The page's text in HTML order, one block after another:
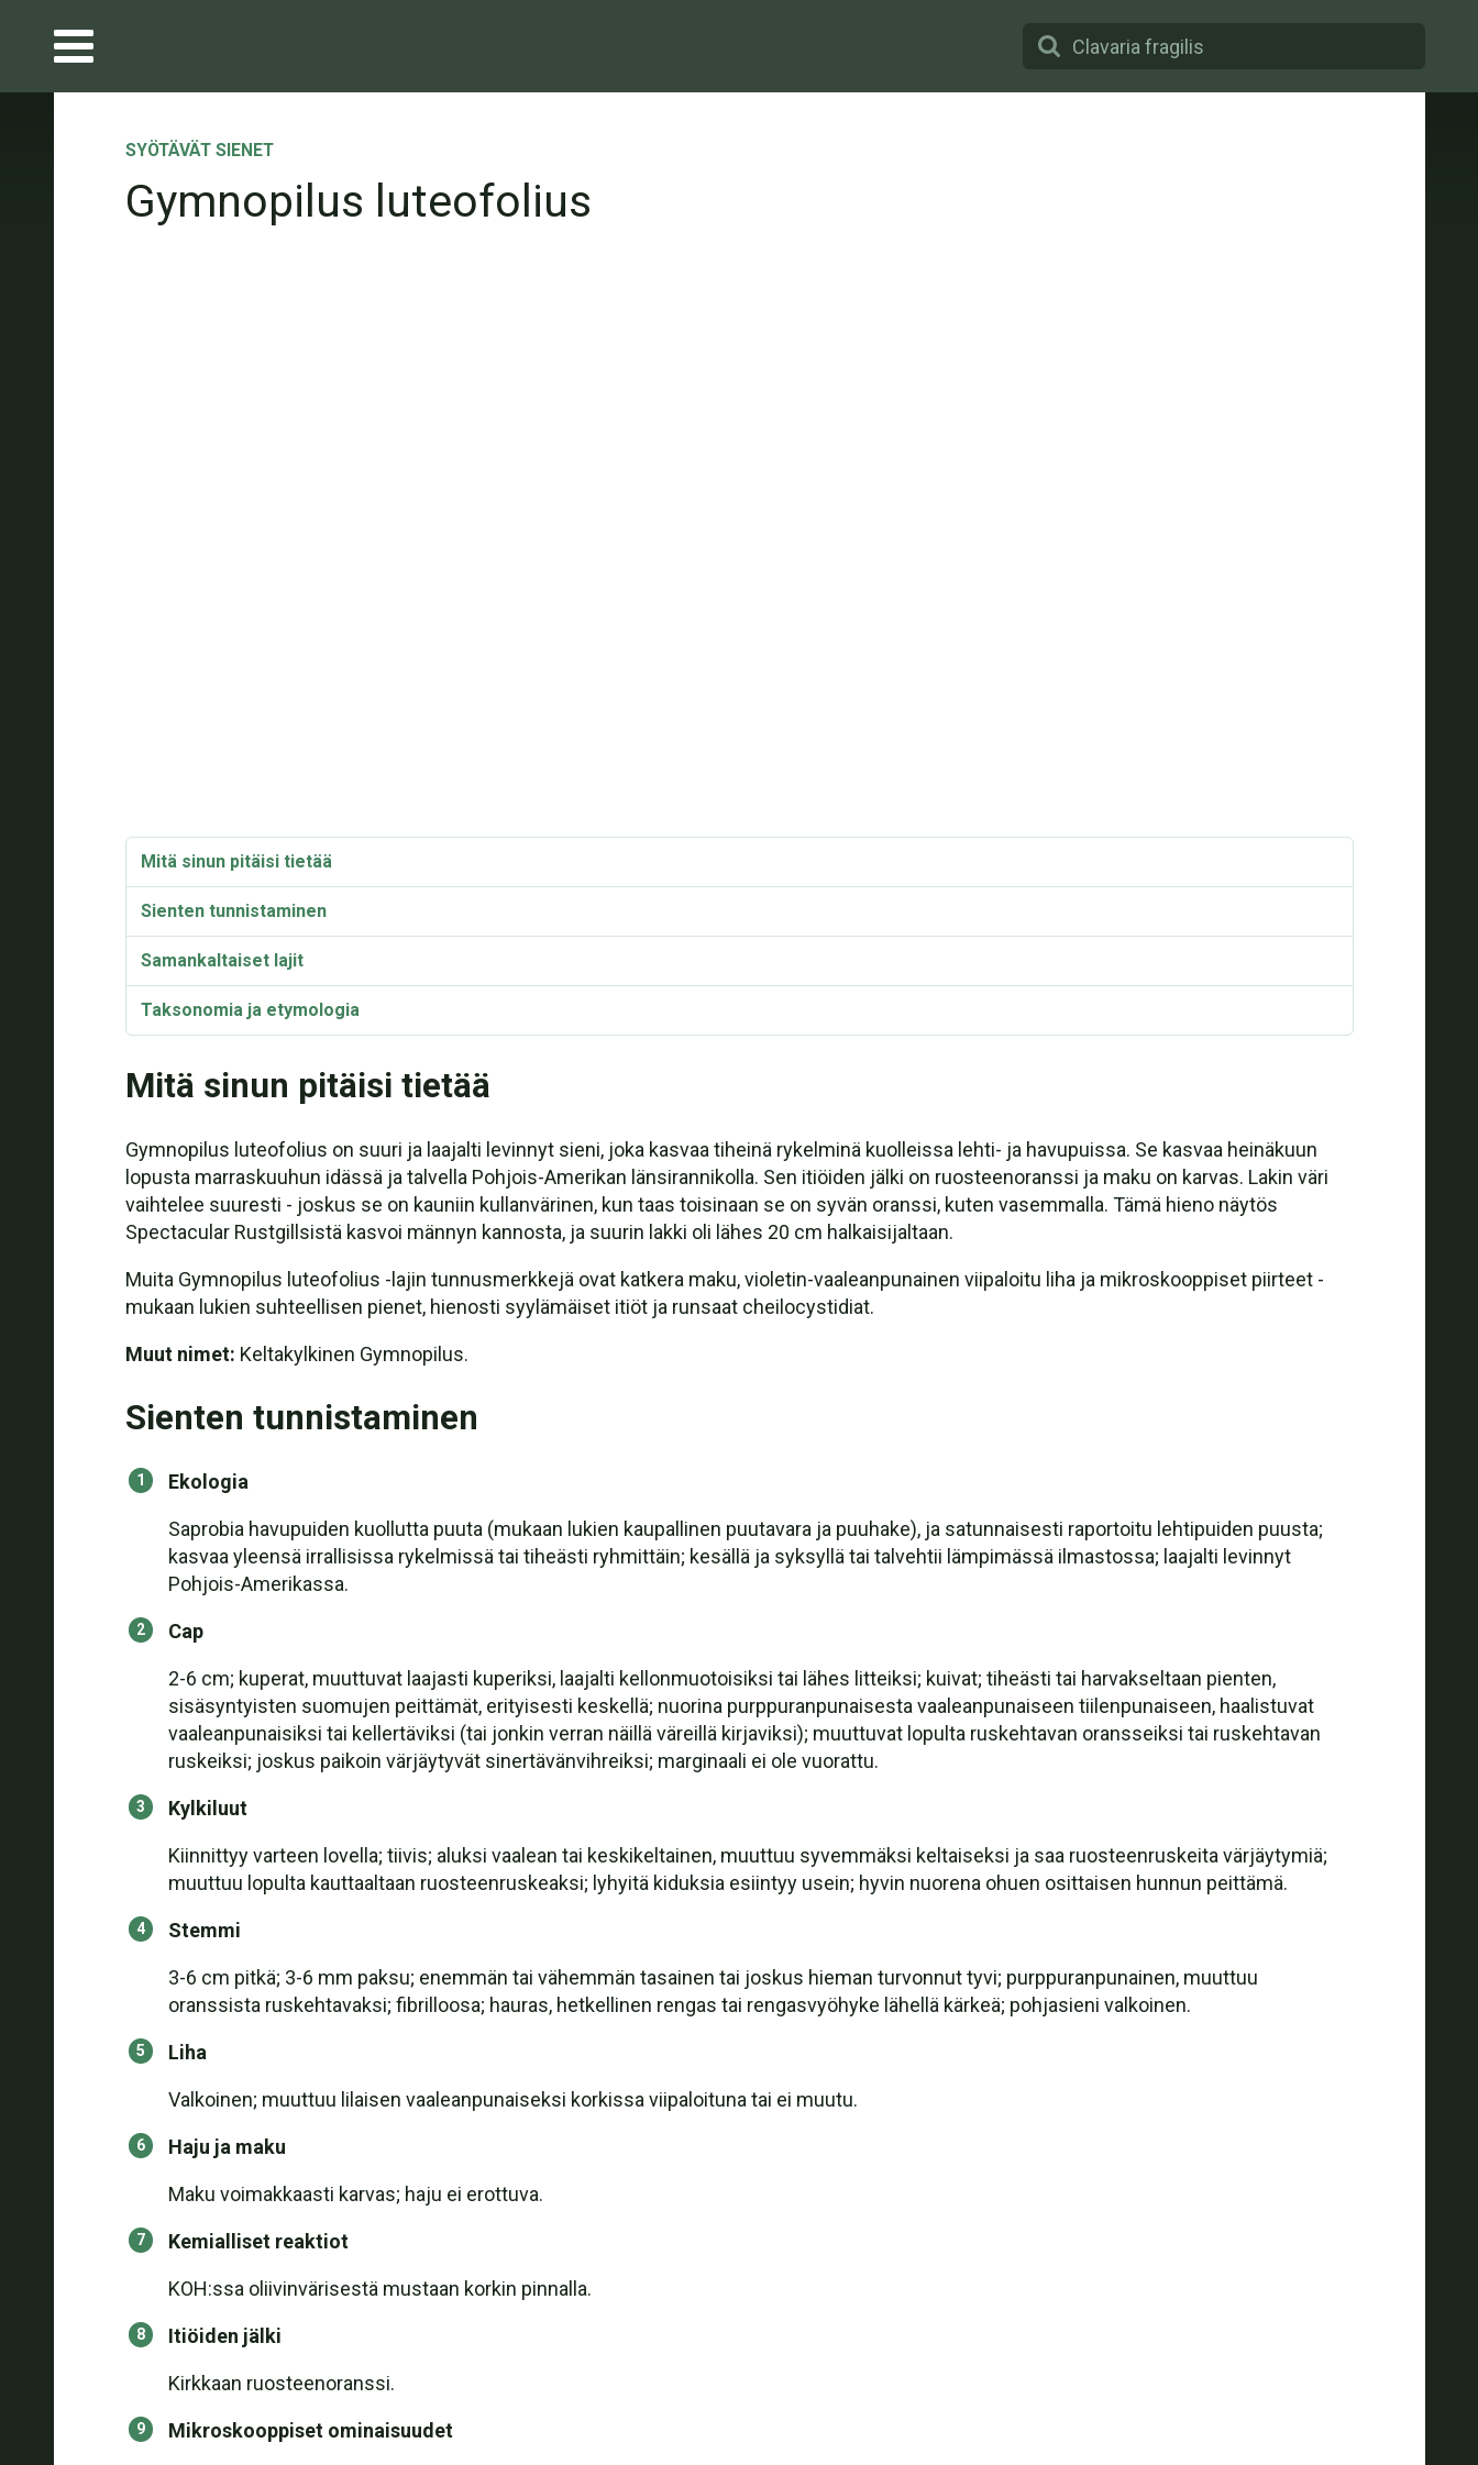
SYÖTÄVÄT SIENET
Gymnopilus luteofolius
Mitä sinun pitäisi tietää
Sienten tunnistaminen
Samankaltaiset lajit
Taksonomia ja etymologia
Mitä sinun pitäisi tietää
Gymnopilus luteofolius on suuri ja laajalti levinnyt sieni, joka kasvaa tiheinä rykelminä kuolleissa lehti- ja havupuissa. Se kasvaa heinäkuun
lopusta marraskuuhun idässä ja talvella Pohjois-Amerikan länsirannikolla. Sen itiöiden jälki on ruosteenoranssi ja maku on karvas. Lakin väri
vaihtelee suuresti - joskus se on kauniin kullanvärinen, kun taas toisinaan se on syvän oranssi, kuten vasemmalla. Tämä hieno näytös
Spectacular Rustgillsistä kasvoi männyn kannosta, ja suurin lakki oli lähes 20 cm halkaisijaltaan.
Muita Gymnopilus luteofolius -lajin tunnusmerkkejä ovat katkera maku, violetin-vaaleanpunainen viipaloitu liha ja mikroskooppiset piirteet -
mukaan lukien suhteellisen pienet, hienosti syylämäiset itiöt ja runsaat cheilocystidiat.
Muut nimet: Keltakylkinen Gymnopilus.
Sienten tunnistaminen
Ekologia
Saprobia havupuiden kuollutta puuta (mukaan lukien kaupallinen puutavara ja puuhake), ja satunnaisesti raportoitu lehtipuiden puusta;
kasvaa yleensä irrallisissa rykelmissä tai tiheästi ryhmittäin; kesällä ja syksyllä tai talvehtii lämpimässä ilmastossa; laajalti levinnyt
Pohjois-Amerikassa.
Cap
2-6 cm; kuperat, muuttuvat laajasti kuperiksi, laajalti kellonmuotoisiksi tai lähes litteiksi; kuivat; tiheästi tai harvakseltaan pienten,
sisäsyntyisten suomujen peittämät, erityisesti keskellä; nuorina purppuranpunaisesta vaaleanpunaiseen tiilenpunaiseen, haalistuvat
vaaleanpunaisiksi tai kellertäviksi (tai jonkin verran näillä väreillä kirjaviksi); muuttuvat lopulta ruskehtavan oransseiksi tai ruskehtavan
ruskeiksi; joskus paikoin värjäytyvät sinertävänvihreiksi; marginaali ei ole vuorattu.
Kylkiluut
Kiinnittyy varteen lovella; tiivis; aluksi vaalean tai keskikeltainen, muuttuu syvemmäksi keltaiseksi ja saa ruosteenruskeita värjäytymiä;
muuttuu lopulta kauttaaltaan ruosteenruskeaksi; lyhyitä kiduksia esiintyy usein; hyvin nuorena ohuen osittaisen hunnun peittämä.
Stemmi
3-6 cm pitkä; 3-6 mm paksu; enemmän tai vähemmän tasainen tai joskus hieman turvonnut tyvi; purppuranpunainen, muuttuu
oranssista ruskehtavaksi; fibrilloosa; hauras, hetkellinen rengas tai rengasvyöhyke lähellä kärkeä; pohjasieni valkoinen.
Liha
Valkoinen; muuttuu lilaisen vaaleanpunaiseksi korkissa viipaloituna tai ei muutu.
Haju ja maku
Maku voimakkaasti karvas; haju ei erottuva.
Kemialliset reaktiot
KOH:ssa oliivinvärisestä mustaan korkin pinnalla.
Itiöiden jälki
Kirkkaan ruosteenoranssi.
Mikroskooppiset ominaisuudet